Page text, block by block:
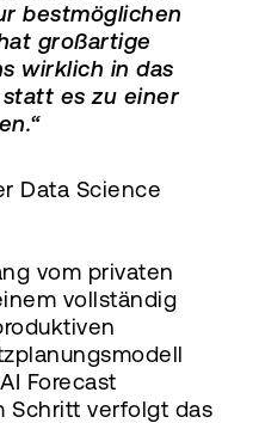
bestmöglichen
großartige
wirklich in das
es zu einer
Data Science
vom privaten
vollständig
Forecast
Schritt verfolgt das